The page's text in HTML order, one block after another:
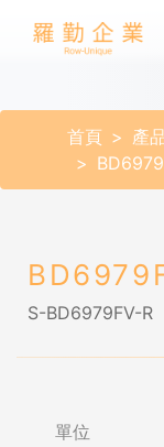
首頁 產
S-BD6979FV-R
單位